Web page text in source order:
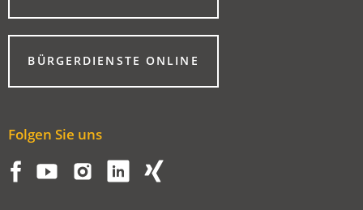
EINEM
NEUEN
TAB)BÜRGERDIENSTE ONLINE
(ÖFFNET
EINEM
Folgen Sie uns